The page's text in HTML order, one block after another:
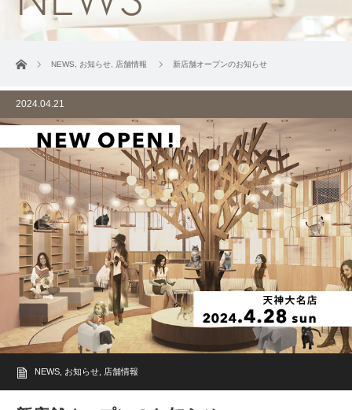
ホーム NEWS お知らせ 店舗情報 新店舗オープンのお知らせ
2024.04.21
NEWS お知らせ 店舗情報